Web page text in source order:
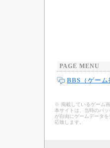
PAGE MENU
BBS（ゲーム
※ 掲載しているゲーム
本サイトは、当時のパ
が自由にゲームデータ
応致します。